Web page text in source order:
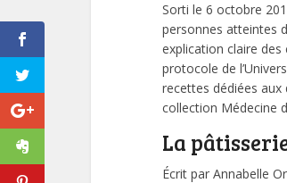
Sorti le 6 octobre
personnes atteintes
explication claire des
protocole de
recettes dédiées
collection Médecine
La
Écrit par Annabelle